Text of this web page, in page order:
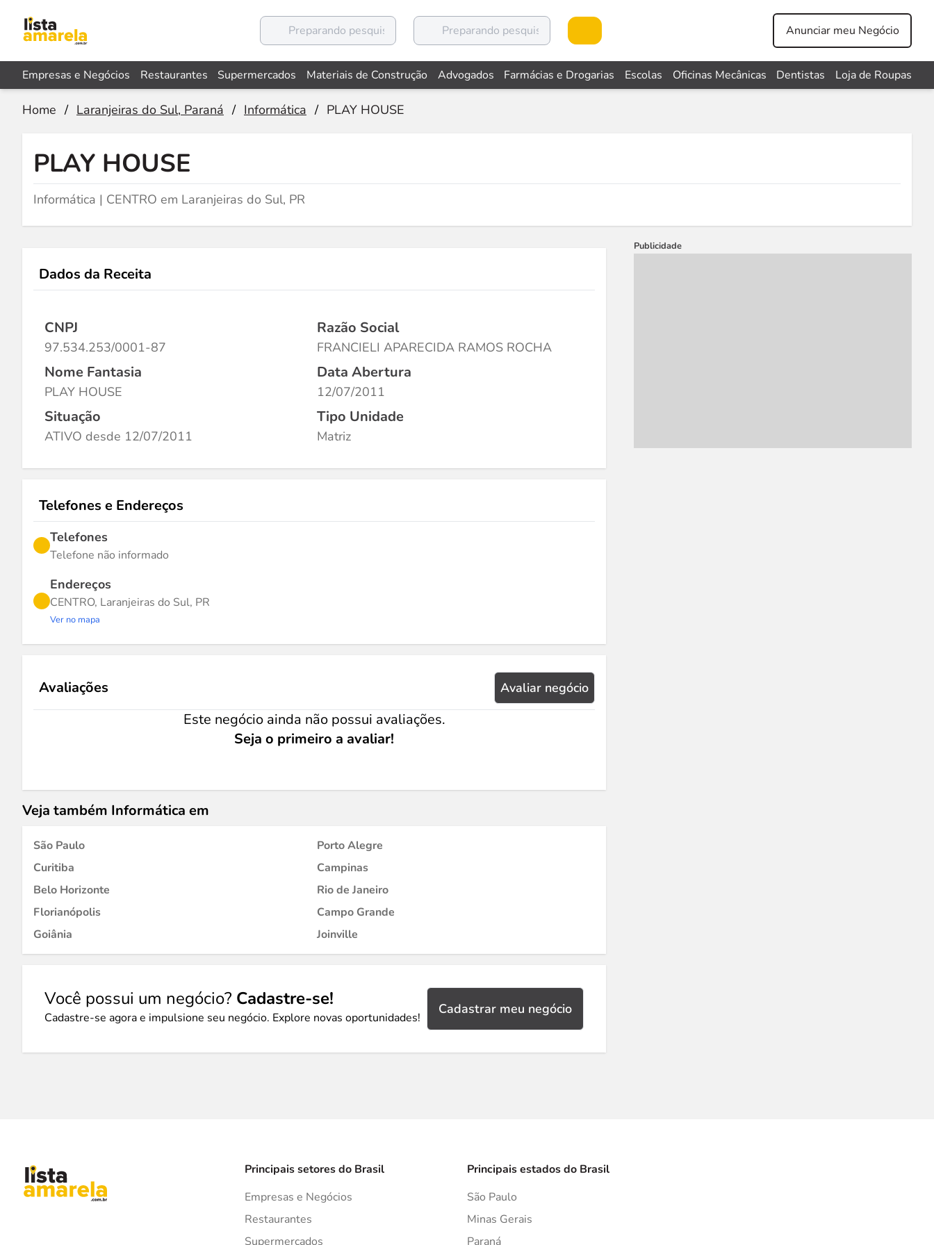
Anunciar meu Negócio
Empresas e Negócios Restaurantes Supermercados Materiais de Construção Advogados Farmácias e Drogarias Escolas Oficinas Mecânicas Dentistas Loja de Roupas
Home / Laranjeiras do Sul, Paraná / Informática / PLAY HOUSE
PLAY HOUSE
Informática | CENTRO em Laranjeiras do Sul, PR
Dados da Receita
CNPJ
97.534.253/0001-87
Razão Social
FRANCIELI APARECIDA RAMOS ROCHA
Nome Fantasia
PLAY HOUSE
Data Abertura
12/07/2011
Situação
ATIVO desde 12/07/2011
Tipo Unidade
Matriz
Telefones e Endereços
Telefones
Telefone não informado
Endereços
CENTRO, Laranjeiras do Sul, PR
Ver no mapa
Avaliações Avaliar negócio
Este negócio ainda não possui avaliações.
Seja o primeiro a avaliar!
Veja também Informática em
São Paulo
Porto Alegre
Curitiba
Campinas
Belo Horizonte
Rio de Janeiro
Florianópolis
Campo Grande
Goiânia
Joinville
Você possui um negócio? Cadastre-se!
Cadastre-se agora e impulsione seu negócio. Explore novas oportunidades!
Cadastrar meu negócio
Publicidade
Principais setores do Brasil
Empresas e Negócios
Restaurantes
Supermercados
Principais estados do Brasil
São Paulo
Minas Gerais
Paraná